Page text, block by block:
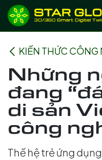
BỎ QUA ĐỂ ĐẾN NỘI DUNG
KIẾN THỨC CÔNG
Những
đang
di sản
công
Thế hệ trẻ ứng